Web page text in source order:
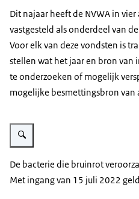
Dit najaar heeft de NVWA in
vastgesteld als onderdeel van
Voor elk van deze vondsten is
stellen wat het jaar en bron
te onderzoeken of mogelijk
mogelijke besmettingsbron van
Vergroot afbeelding Bruinrot
De bacterie die bruinrot
Met ingang van 15 juli 2022